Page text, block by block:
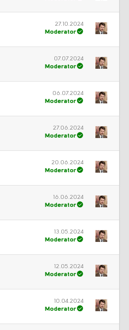
27.10.2024
Moderator
07.07.2024
Moderator
06.07.2024
Moderator
27.06.2024
Moderator
20.06.2024
Moderator
16.06.2024
Moderator
13.05.2024
Moderator
12.05.2024
Moderator
10.04.2024
Moderator